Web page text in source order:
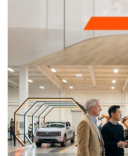
Erfolgsrezepte von
Welche Themen 2026 die
Managern bestimmen und auf
Unternehmen mit hohem
setzen.